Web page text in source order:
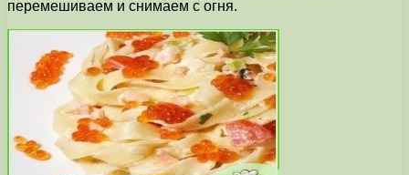
перемешиваем и снимаем с огня.